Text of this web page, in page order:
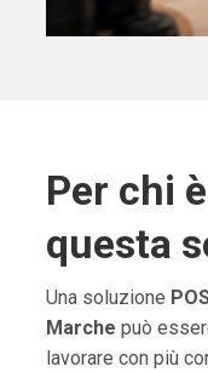
Per chi
questa
Una soluzione
Marche può
lavorare con più